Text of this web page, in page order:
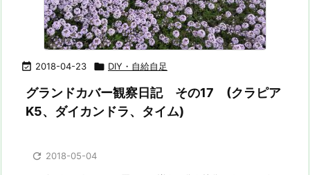
 2018-04-23  DIY・自給自足
グランドカバー観察日記 その17 (クラピア
K5、ダイカンドラ、タイム)
 2018-05-04